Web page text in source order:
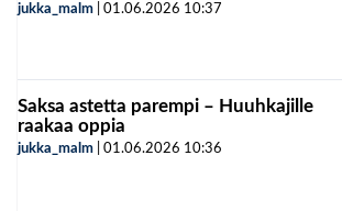
jukka_malm 01.06.2026 10:37
Saksa astetta parempi – Huuhkajille
raakaa oppia
jukka_malm 01.06.2026 10:36